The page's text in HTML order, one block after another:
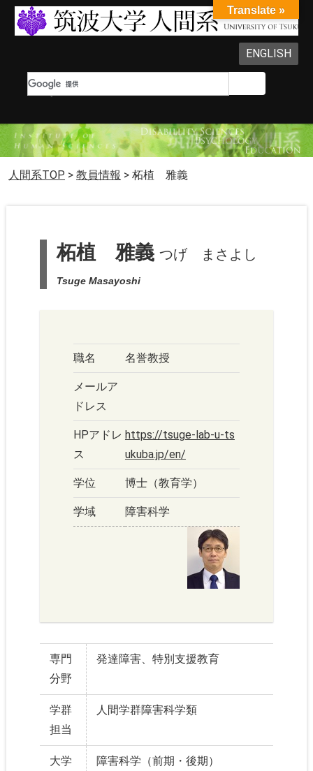
ENGLISH
人間系TOP > 教員情報 > 柘植 雅義
柘植 雅義 つげ まさよし
Tsuge Masayoshi
職名 名誉教授
メールア
ドレス
HPアドレ
ス
https://tsuge-lab-u-ts
ukuba.jp/en/
学位 博士（教育学）
学域 障害科学
専門
分野
発達障害、特別支援教育
学群
担当
人間学群障害科学類
大学
障害科学（前期・後期）
Translate »